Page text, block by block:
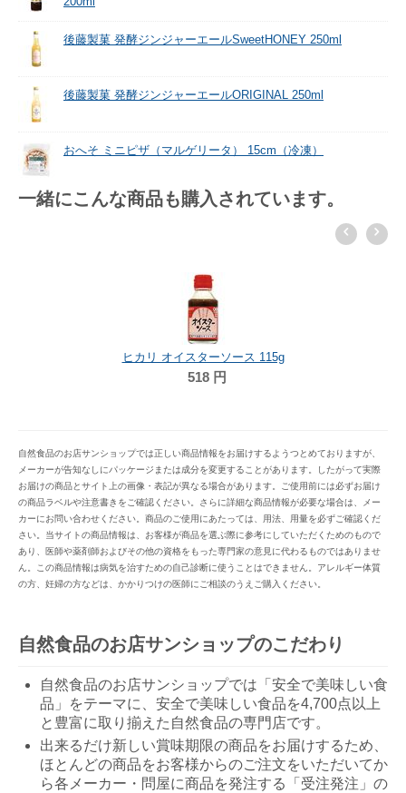
後藤製菓 発酵ジンジャーエールSweetHONEY 250ml
後藤製菓 発酵ジンジャーエールORIGINAL 250ml
おへそ ミニピザ（マルゲリータ） 15cm（冷凍）
一緒にこんな商品も購入されています。
ヒカリ オイスターソース 115g
518 円
自然食品のお店サンショップでは正しい商品情報をお届けするようつとめておりますが、
メーカーが告知なしにパッケージまたは成分を変更することがあります。したがって実際
お届けの商品とサイト上の画像・表記が異なる場合があります。ご使用前には必ずお届け
の商品ラベルや注意書きをご確認ください。さらに詳細な商品情報が必要な場合は、メー
カーにお問い合わせください。商品のご使用にあたっては、用法、用量を必ずご確認くだ
さい。当サイトの商品情報は、お客様が商品を選ぶ際に参考にしていただくためのもので
あり、医師や薬剤師およびその他の資格をもった専門家の意見に代わるものではありませ
ん。この商品情報は病気を治すための自己診断に使うことはできません。アレルギー体質
の方、妊婦の方などは、かかりつけの医師にご相談のうえご購入ください。
自然食品のお店サンショップのこだわり
自然食品のお店サンショップでは「安全で美味しい食
品」をテーマに、安全で美味しい食品を4,700点以上
と豊富に取り揃えた自然食品の専門店です。
出来るだけ新しい賞味期限の商品をお届けするため、
ほとんどの商品をお客様からのご注文をいただいてか
ら各メーカー・問屋に商品を発注する「受注発注」の